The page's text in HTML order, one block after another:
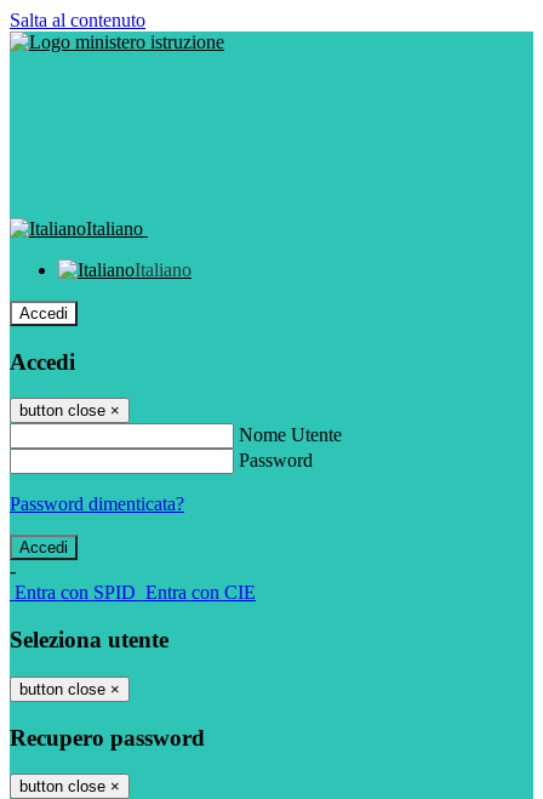
Salta al contenuto
Italiano
Italiano
Accedi
Accedi
button close ×
Nome Utente
Password
Password dimenticata?
-
Entra con SPID Entra con CIE
Seleziona utente
button close ×
Recupero password
button close ×